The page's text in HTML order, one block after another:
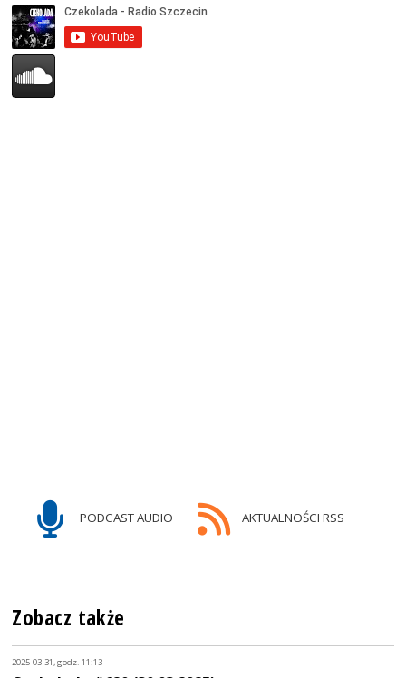
PODCAST AUDIO AKTUALNOŚCI RSS
Zobacz także
2025-03-31, godz. 11:13